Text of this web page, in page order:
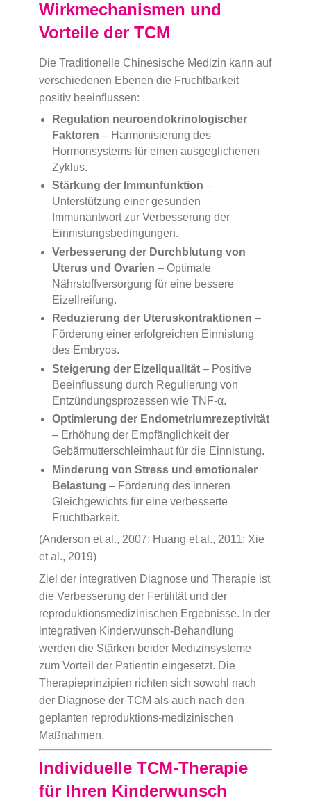
Wirkmechanismen und
Vorteile der TCM
Die Traditionelle Chinesische Medizin kann auf
verschiedenen Ebenen die Fruchtbarkeit
positiv beeinflussen:
Regulation neuroendokrinologischer
Faktoren – Harmonisierung des
Hormonsystems für einen ausgeglichenen
Zyklus.
Stärkung der Immunfunktion –
Unterstützung einer gesunden
Immunantwort zur Verbesserung der
Einnistungsbedingungen.
Verbesserung der Durchblutung von
Uterus und Ovarien – Optimale
Nährstoffversorgung für eine bessere
Eizellreifung.
Reduzierung der Uteruskontraktionen –
Förderung einer erfolgreichen Einnistung
des Embryos.
Steigerung der Eizellqualität – Positive
Beeinflussung durch Regulierung von
Entzündungsprozessen wie TNF-α.
Optimierung der Endometriumrezeptivität
– Erhöhung der Empfänglichkeit der
Gebärmutterschleimhaut für die Einnistung.
Minderung von Stress und emotionaler
Belastung – Förderung des inneren
Gleichgewichts für eine verbesserte
Fruchtbarkeit.
(Anderson et al., 2007; Huang et al., 2011; Xie
et al., 2019)
Ziel der integrativen Diagnose und Therapie ist
die Verbesserung der Fertilität und der
reproduktionsmedizinischen Ergebnisse. In der
integrativen Kinderwunsch-Behandlung
werden die Stärken beider Medizinsysteme
zum Vorteil der Patientin eingesetzt. Die
Therapieprinzipien richten sich sowohl nach
der Diagnose der TCM als auch nach den
geplanten reproduktions-medizinischen
Maßnahmen.
Individuelle TCM-Therapie
für Ihren Kinderwunsch